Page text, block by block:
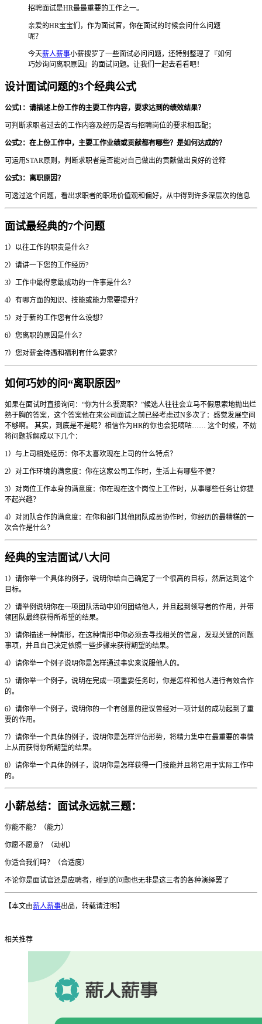
招聘面试是HR最最重要的工作之一。
亲爱的HR宝宝们，作为面试官，你在面试的时候会问什么问题
呢？
今天薪人薪事小薪搜罗了一些面试必问问题，还特别整理了『如何
巧妙询问离职原因』的面试问题。让我们一起去看看吧！
设计面试问题的3个经典公式
公式1：请描述上份工作的主要工作内容，要求达到的绩效结果？
可判断求职者过去的工作内容及经历是否与招聘岗位的要求相匹配；
公式2：在上份工作中，主要工作业绩或贡献都有哪些？是如何达成的？
可运用STAR原则，判断求职者是否能对自己做出的贡献做出良好的诠释
公式3：离职原因？
可透过这个问题，看出求职者的职场价值观和偏好，从中得到许多深层次的信息
面试最经典的7个问题
1）以往工作的职责是什么？
2）请讲一下您的工作经历?
3）工作中最得意最成功的一件事是什么？
4）有哪方面的知识、技能或能力需要提升？
5）对于新的工作您有什么设想？
6）您离职的原因是什么？
7）您对薪金待遇和福利有什么要求？
如何巧妙的问“离职原因”
如果在面试时直接询问：“你为什么要离职？”候选人往往会立马不假思索地抛出烂
熟于胸的答案，这个答案他在来公司面试之前已经考虑过N多次了：感觉发展空间
不够啊。 其实，到底是不是呢？相信作为HR的你也会犯嘀咕…… 这个时候，不妨
将问题拆解成以下几个：
1）与上司相处经历：你不太喜欢现在上司的什么特点？
2）对工作环境的满意度：你在这家公司工作时，生活上有哪些不便？
3）对岗位工作本身的满意度：你在现在这个岗位上工作时，从事哪些任务让你提
不起兴趣？
4）对团队合作的满意度：在你和部门其他团队成员协作时，你经历的最糟糕的一
次合作是什么？
经典的宝洁面试八大问
1）请你举一个具体的例子，说明你给自己确定了一个很高的目标，然后达到这个
目标。
2）请举例说明你在一项团队活动中如何团结他人，并且起到领导者的作用，并带
领团队最终获得所希望的结果。
3）请你描述一种情形，在这种情形中你必须去寻找相关的信息，发现关键的问题
事项，并且自己决定依照一些步骤来获得期望的结果。
4）请你举一个例子说明你是怎样通过事实来说服他人的。
5）请你举一个例子，说明在完成一项重要任务时，你是怎样和他人进行有效合作
的。
6）请你举一个例子，说明你的一个有创意的建议曾经对一项计划的成功起到了重
要的作用。
7）请你举一个具体的例子，说明你是怎样评估形势，将精力集中在最重要的事情
上从而获得你所期望的结果。
8）请你举一个具体的例子，说明你是怎样获得一门技能并且将它用于实际工作中
的。
小薪总结：面试永远就三题：
你能不能？（能力）
你愿不愿意？（动机）
你适合我们吗？（合适度）
不论你是面试官还是应聘者，碰到的问题也无非是这三者的各种演绎罢了
【本文由薪人薪事出品，转载请注明】
相关推荐